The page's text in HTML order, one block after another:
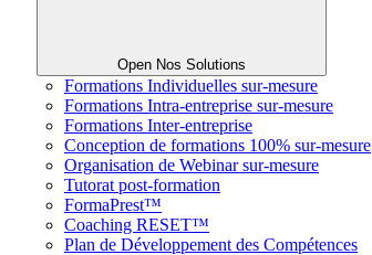
Open Nos Solutions
Formations Individuelles sur-mesure
Formations Intra-entreprise sur-mesure
Formations Inter-entreprise
Conception de formations 100% sur-mesure
Organisation de Webinar sur-mesure
Tutorat post-formation
FormaPrest™
Coaching RESET™
Plan de Développement des Compétences